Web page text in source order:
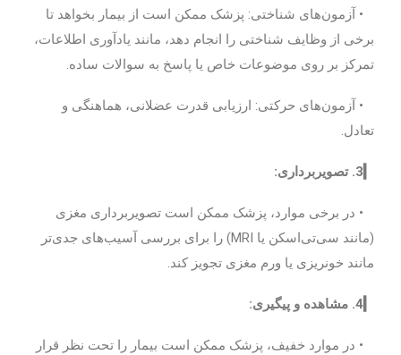
• آزمون‌های شناختی: پزشک ممکن است از بیمار بخواهد تا
برخی از وظایف شناختی را انجام دهد، مانند یادآوری اطلاعات،
تمرکز بر روی موضوعات خاص یا پاسخ به سوالات ساده.
• آزمون‌های حرکتی: ارزیابی قدرت عضلانی، هماهنگی و
تعادل.
• در برخی موارد، پزشک ممکن است تصویربرداری مغزی
(مانند سی‌تی‌اسکن یا MRI) را برای بررسی آسیب‌های جدی‌تر
مانند خونریزی یا ورم مغزی تجویز کند.
• در موارد خفیف، پزشک ممکن است بیمار را تحت نظر قرار